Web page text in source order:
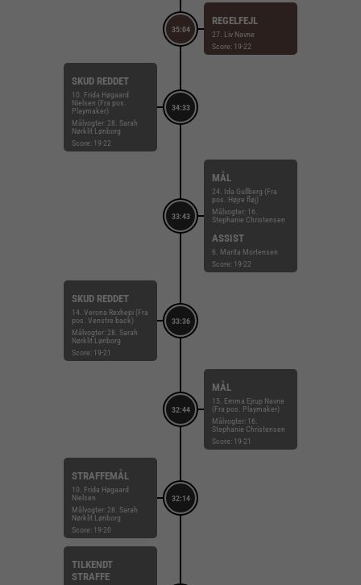
35:04
REGELFEJL
27. Liv Navne
Score: 19-22
34:33
SKUD REDDET
10. Frida Høgaard
Nielsen (Fra pos.
Playmaker)
Målvogter: 28. Sarah
Nørklit Lønborg
Score: 19-22
33:43
MÅL
24. Ida Gullberg (Fra
pos. Højre fløj)
Målvogter: 16.
Stephanie Christensen
ASSIST
6. Marita Mortensen
Score: 19-22
33:36
SKUD REDDET
14. Verona Rexhepi (Fra
pos. Venstre back)
Målvogter: 28. Sarah
Nørklit Lønborg
Score: 19-21
32:44
MÅL
15. Emma Ejrup Navne
(Fra pos. Playmaker)
Målvogter: 16.
Stephanie Christensen
Score: 19-21
32:14
STRAFFEMÅL
10. Frida Høgaard
Nielsen
Målvogter: 28. Sarah
Nørklit Lønborg
Score: 19-20
TILKENDT
STRAFFE